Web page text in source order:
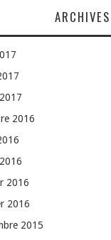
ARCHIVES
2016
2016
2016
2015